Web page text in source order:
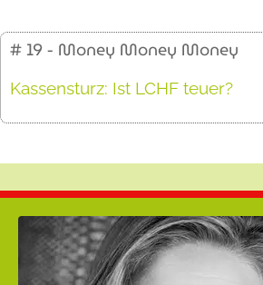
# 19 - Money Money Money
Kassensturz: Ist LCHF teuer?